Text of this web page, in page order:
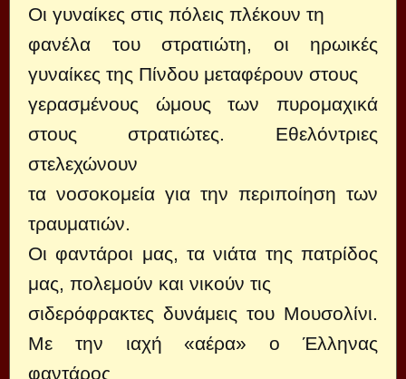
Οι γυναίκες στις πόλεις πλέκουν τη
φανέλα του στρατιώτη, οι ηρωικές
γυναίκες της Πίνδου μεταφέρουν στους
γερασμένους ώμους των πυρομαχικά
στους στρατιώτες. Εθελόντριες
στελεχώνουν
τα νοσοκομεία για την περιποίηση των
τραυματιών.
Οι φαντάροι μας, τα νιάτα της πατρίδος
μας, πολεμούν και νικούν τις
σιδερόφρακτες δυνάμεις του Μουσολίνι.
Με την ιαχή «αέρα» ο Έλληνας
φαντάρος